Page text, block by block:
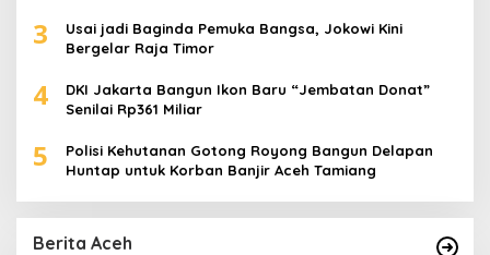
3
Usai jadi Baginda Pemuka Bangsa, Jokowi Kini
Bergelar Raja Timor
4
DKI Jakarta Bangun Ikon Baru “Jembatan Donat”
Senilai Rp361 Miliar
5
Polisi Kehutanan Gotong Royong Bangun Delapan
Huntap untuk Korban Banjir Aceh Tamiang
Berita Aceh